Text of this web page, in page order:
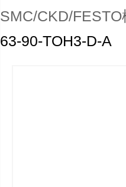
SMC/CKD/
63-90-TOH3-D-A